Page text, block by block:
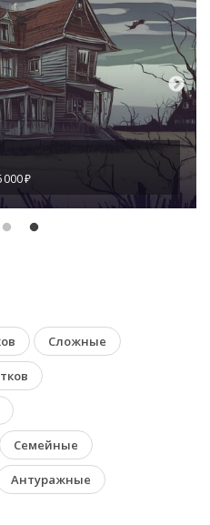
000 ₽
Сложные
Семейные
Антуражные